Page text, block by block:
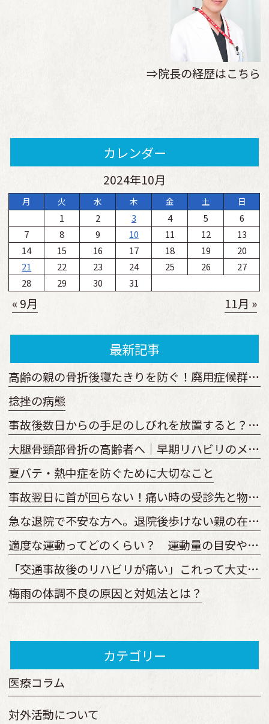
⇒院長の経歴はこちら
カレンダー
2024年10月
月 火 水 木 金 土 日
1 2 3 4 5
6
7
8 9 10 11 12
13
14
15 16 17 18 19
20
21
22 23 24 25 26
27
28
29 30 31
« 9月 11月 »
最新記事
高齢の親の骨折後寝たきりを防ぐ！廃用症候群予防の運動と見守り方
捻挫の病態
事故後数日からの手足のしびれを放置すると？原因と受診の目安
大腿骨頸部骨折の高齢者へ｜早期リハビリのメリットと開始時期を解説
夏バテ・熱中症を防ぐために大切なこと
事故翌日に首が回らない！痛い時の受診先と物損からの変更手順
急な退院で不安な方へ。退院後歩けない親の在宅復帰とリハビリ準備
適度な運動ってどのくらい？ 運動量の目安やどのくらい続けるべきか
「交通事故後のリハビリが痛い」これって大丈夫？ 回復を早めるリハビリとは
梅雨の体調不良の原因と対処法とは？
カテゴリー
医療コラム
対外活動について